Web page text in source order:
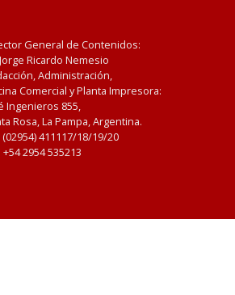
General de Contenidos:
Ricardo Nemesio
Administración,
Comercial y Planta Impresora:
Ingenieros 855,
Rosa, La Pampa, Argentina.
(02954) 411117/18/19/20
+54 2954 535213